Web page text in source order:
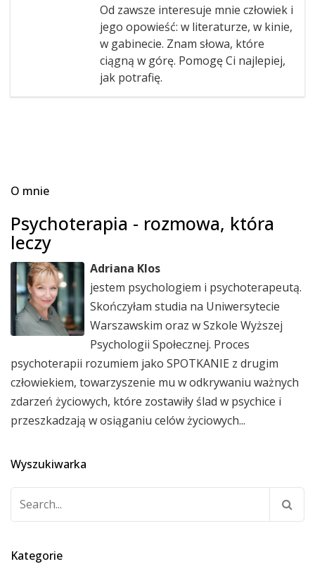
Od zawsze interesuje mnie człowiek i
jego opowieść: w literaturze, w kinie,
w gabinecie. Znam słowa, które
ciągną w górę. Pomogę Ci najlepiej,
jak potrafię.
O mnie
Psychoterapia - rozmowa, która
leczy
Adriana Klos
jestem psychologiem i psychoterapeutą.
Skończyłam studia na Uniwersytecie
Warszawskim oraz w Szkole Wyższej
Psychologii Społecznej. Proces
psychoterapii rozumiem jako SPOTKANIE z drugim
człowiekiem, towarzyszenie mu w odkrywaniu ważnych
zdarzeń życiowych, które zostawiły ślad w psychice i
przeszkadzają w osiąganiu celów życiowych...
Wyszukiwarka
Kategorie